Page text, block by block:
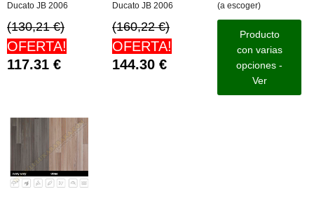
Ducato JB 2006
(130,21 €)
OFERTA!
117.31 €
Ducato JB 2006
(160,22 €)
OFERTA!
144.30 €
(a escoger)
Producto
con varias
opciones -
Ver